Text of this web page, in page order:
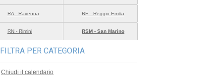
RA - Ravenna RE - Reggio Emilia
RN - Rimini RSM - San Marino
FILTRA PER CATEGORIA
Chiudi il calendario